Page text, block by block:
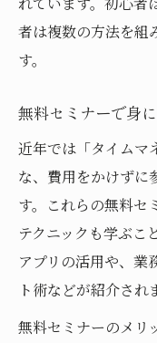
を磨く方法
スケジュ
ナーの活用
者は複数の方法を組
す。
無料セミナーで身
近年では「タイムマ
な、費用をかけずに
す。これらの無料セ
テクニックも学ぶこ
アプリの活用や、業
ト術などが紹介され
無料セミナーのメリ